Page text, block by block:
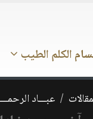
الكلم الطيب
عبـــاد